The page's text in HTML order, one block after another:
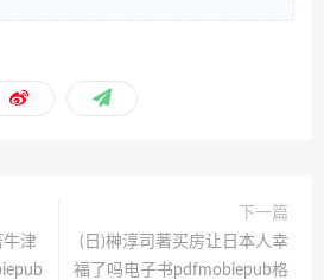
牛津
下一篇
(日)榊淳司著买房让日本人幸
福了吗电子书pdfmobiepub格